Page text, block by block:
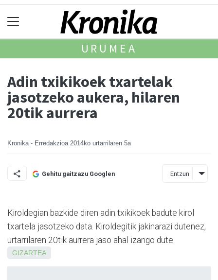
URUMEA
Adin txikikoek txartelak
jasotzeko aukera, hilaren
20tik aurrera
Kronika - Erredakzioa 2014ko urtarrilaren 5a
Gehitu gaitzazu Googlen Entzun
Kiroldegian bazkide diren adin txikikoek badute kirol
txartela jasotzeko data. Kiroldegitik jakinarazi dutenez,
urtarrilaren 20tik aurrera jaso ahal izango dute.
GIZARTEA